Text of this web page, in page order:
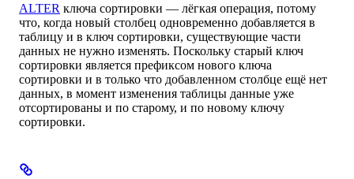
ALTER ключа сортировки — лёгкая операция, потому
что, когда новый столбец одновременно добавляется в
таблицу и в ключ сортировки, существующие части
данных не нужно изменять. Поскольку старый ключ
сортировки является префиксом нового ключа
сортировки и в только что добавленном столбце ещё нет
данных, в момент изменения таблицы данные уже
отсортированы и по старому, и по новому ключу
сортировки.